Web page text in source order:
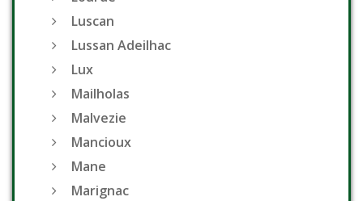
Luscan
Lussan Adeilhac
Lux
Mailholas
Malvezie
Mancioux
Mane
Marignac